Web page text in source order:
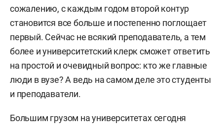
сожалению, с каждым годом второй контур
становится все больше и постепенно поглощает
первый. Сейчас не всякий преподаватель, а тем
более и университетский клерк сможет ответить
на простой и очевидный вопрос: кто же главные
люди в вузе? А ведь на самом деле это студенты
и преподаватели.
Большим грузом на университетах сегодня